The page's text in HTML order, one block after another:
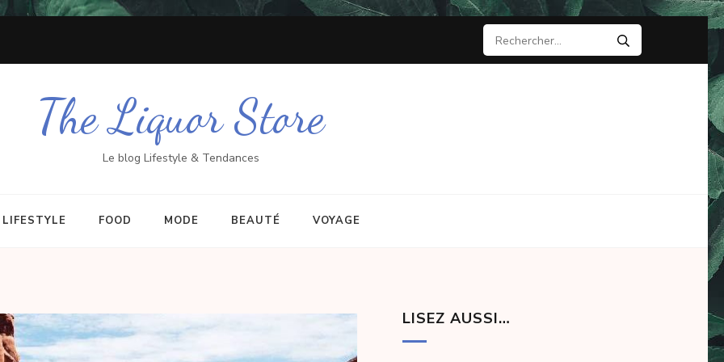
Rechercher :
The Liquor Store
Le blog Lifestyle & Tendances
LIFESTYLE FOOD MODE BEAUTÉ VOYAGE
LISEZ AUSSI…